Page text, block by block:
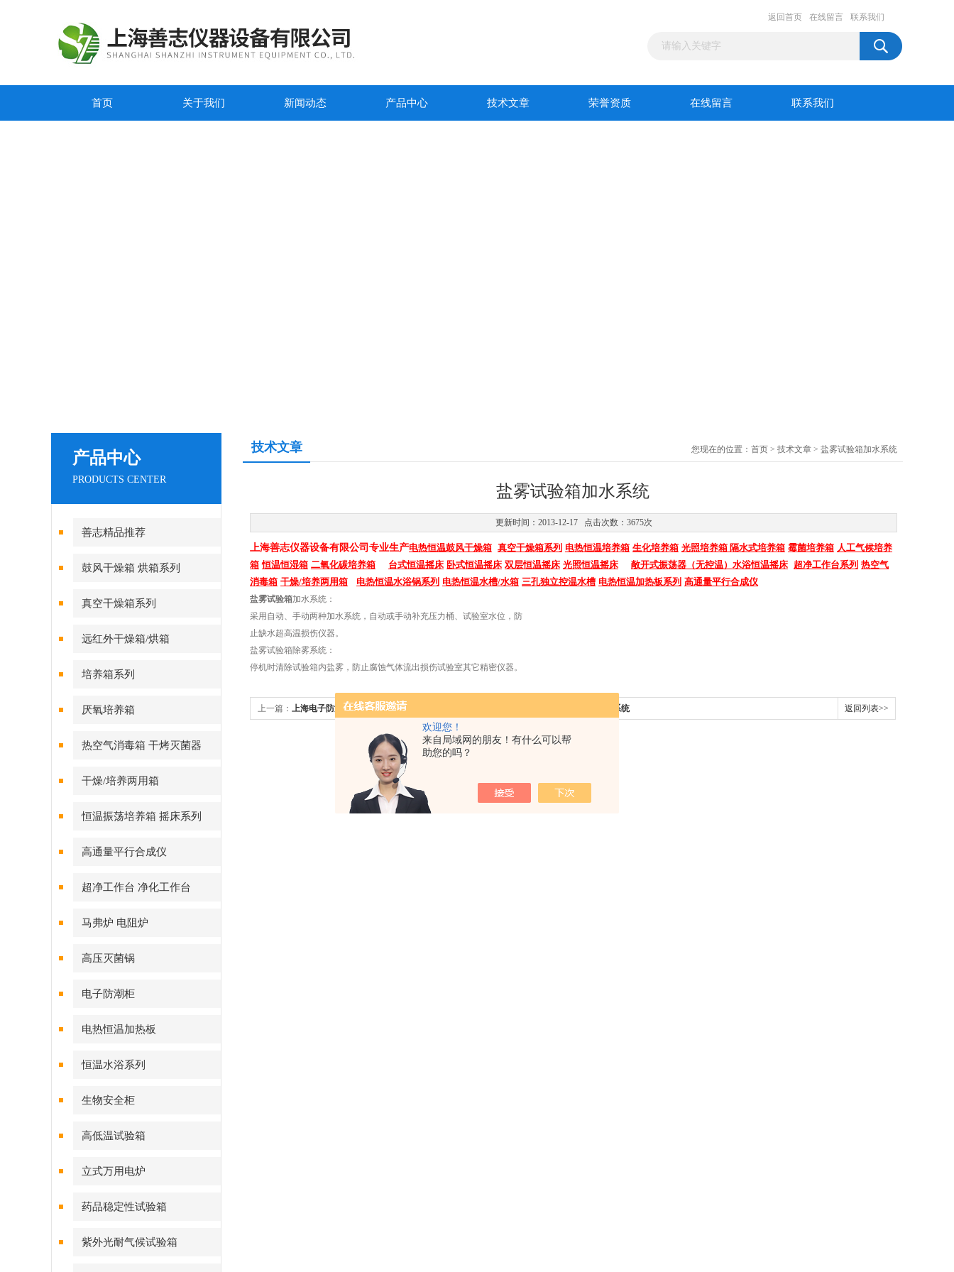
欢迎您！
来自局域网的朋友！有什么可以帮
助您的吗？
返回首页 在线留言 联系我们
首页 关于我们 新闻动态 产品中心 技术文章 荣誉资质 在线留言 联系我们
产品中心
PRODUCTS CENTER
善志精品推荐
鼓风干燥箱 烘箱系列
真空干燥箱系列
远红外干燥箱/烘箱
培养箱系列
厌氧培养箱
热空气消毒箱 干烤灭菌器
干燥/培养两用箱
恒温振荡培养箱 摇床系列
高通量平行合成仪
超净工作台 净化工作台
马弗炉 电阻炉
高压灭菌锅
电子防潮柜
电热恒温加热板
恒温水浴系列
生物安全柜
高低温试验箱
立式万用电炉
药品稳定性试验箱
紫外光耐气候试验箱
技术文章 您现在的位置： 首页 > 技术文章 > 盐雾试验箱加水系统
盐雾试验箱加水系统
更新时间：2013-12-17 点击次数：3675次
上海善志仪器设备有限公司专业生产电热恒温鼓风干燥箱 真空干燥箱系列 电热恒温培养箱 生化培养箱 光照培养箱 隔水式培养箱 霉菌培养箱 人工气候培养
箱 恒温恒湿箱 二氧化碳培养箱 台式恒温摇床 卧式恒温摇床 双层恒温摇床 光照恒温摇床 敞开式振荡器（无控温） 水浴恒温摇床 超净工作台系列 热空气
消毒箱 干燥/培养两用箱 电热恒温水浴锅系列 电热恒温水槽/水箱 三孔独立控温水槽 电热恒温加热板系列 高通量平行合成仪
盐雾试验箱加水系统：
采用自动、手动两种加水系统，自动或手动补充压力桶、试验室水位，防
止缺水超高温损伤仪器。
盐雾试验箱除雾系统：
停机时清除试验箱内盐雾，防止腐蚀气体流出损伤试验室其它精密仪器。
上一篇： 上海电子防潮柜技术条件 上海盐雾试验箱空气供应系统 返回列表>>